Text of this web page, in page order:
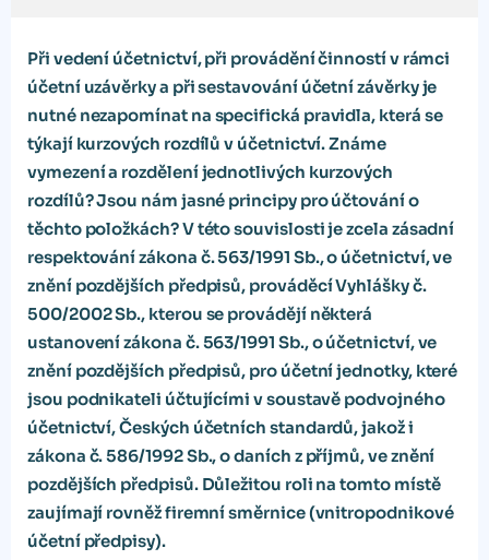
Při vedení účetnictví, při provádění činností v rámci
účetní uzávěrky a při sestavování účetní závěrky je
nutné nezapomínat na specifická pravidla, která se
týkají kurzových rozdílů v účetnictví. Známe
vymezení a rozdělení jednotlivých kurzových
rozdílů? Jsou nám jasné principy pro účtování o
těchto položkách? V této souvislosti je zcela zásadní
respektování zákona č. 563/1991 Sb., o účetnictví, ve
znění pozdějších předpisů, prováděcí Vyhlášky č.
500/2002 Sb., kterou se provádějí některá
ustanovení zákona č. 563/1991 Sb., o účetnictví, ve
znění pozdějších předpisů, pro účetní jednotky, které
jsou podnikateli účtujícími v soustavě podvojného
účetnictví, Českých účetních standardů, jakož i
zákona č. 586/1992 Sb., o daních z příjmů, ve znění
pozdějších předpisů. Důležitou roli na tomto místě
zaujímají rovněž firemní směrnice (vnitropodnikové
účetní předpisy).